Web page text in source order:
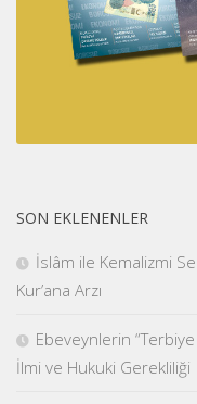
SON EKLENENLER
İslâm ile Kemalizmi
Kur’ana Arzı
Ebeveynlerin “Terbiye
İlmi ve Hukuki Gerekliliği